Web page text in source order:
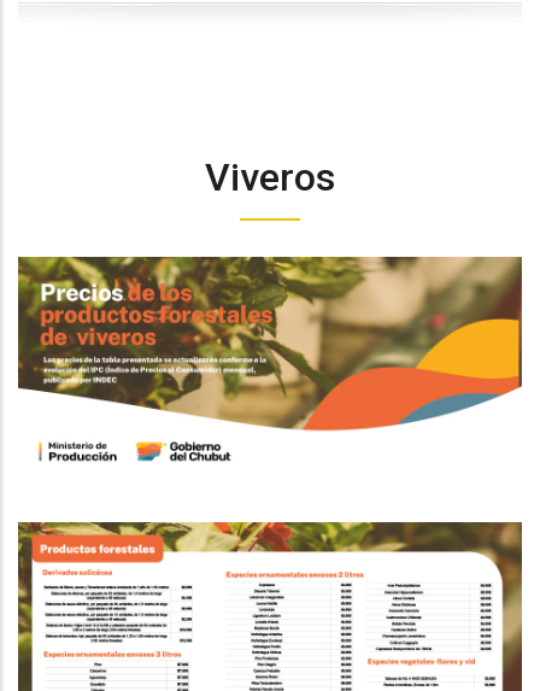
Viveros